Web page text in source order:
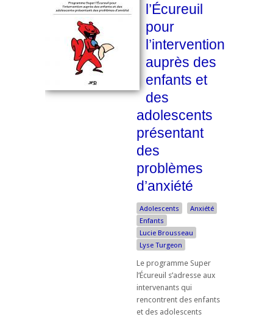
l’Écureuil
pour
l’intervention
auprès des
enfants et
des
adolescents
présentant
des
problèmes
d’anxiété
Adolescents
Anxiété
Enfants
Lucie Brousseau
Lyse Turgeon
Le programme Super
l’Écureuil s’adresse aux
intervenants qui
rencontrent des enfants
et des adolescents